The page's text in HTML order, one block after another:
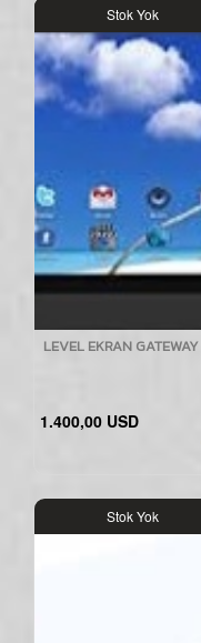
Stok Yok
LEVEL EKRAN GATEWAY
1.400,00 USD
Stok Yok